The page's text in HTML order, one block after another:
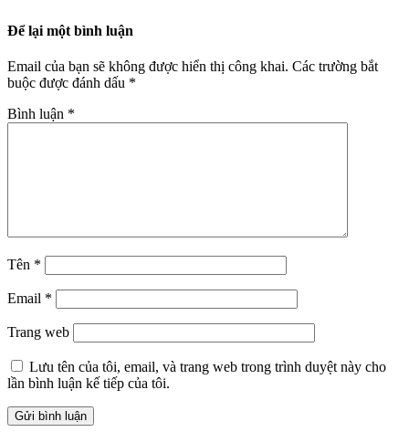
Để lại một bình luận
Email của bạn sẽ không được hiển thị công khai. Các trường bắt
buộc được đánh dấu *
Bình luận *
Tên *
Email *
Trang web
Lưu tên của tôi, email, và trang web trong trình duyệt này cho
lần bình luận kế tiếp của tôi.